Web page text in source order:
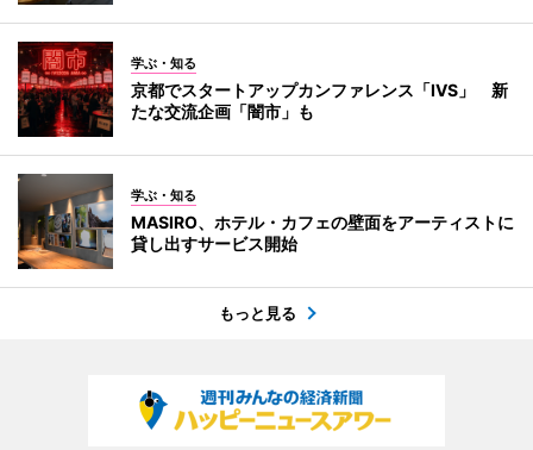
学ぶ・知る
京都でスタートアップカンファレンス「IVS」 新
たな交流企画「闇市」も
学ぶ・知る
MASIRO、ホテル・カフェの壁面をアーティストに
貸し出すサービス開始
もっと見る